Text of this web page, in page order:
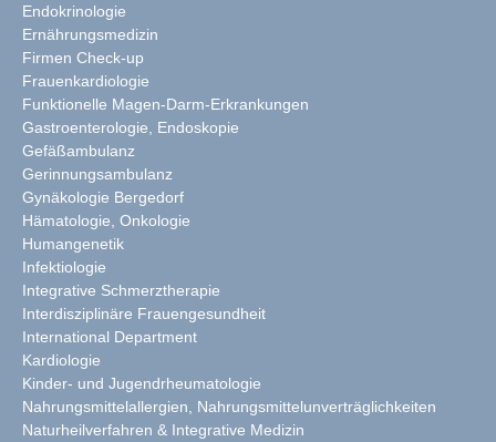
Endokrinologie
Ernährungsmedizin
Firmen Check-up
Frauenkardiologie
Funktionelle Magen-Darm-Erkrankungen
Gastroenterologie, Endoskopie
Gefäßambulanz
Gerinnungsambulanz
Gynäkologie Bergedorf
Hämatologie, Onkologie
Humangenetik
Infektiologie
Integrative Schmerztherapie
Interdisziplinäre Frauengesundheit
International Department
Kardiologie
Kinder- und Jugendrheumatologie
Nahrungsmittelallergien, Nahrungsmittelunverträglichkeiten
Naturheilverfahren & Integrative Medizin